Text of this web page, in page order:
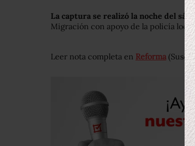
La captura se realizó la noche del
Migración con apoyo de la policía local.
Leer nota completa en Reforma